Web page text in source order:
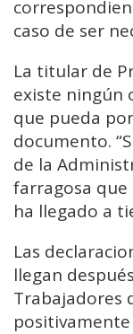
caso de ser
La titular de
existe ningún
que pueda
documento.
de la
farragosa
ha llegado a
Las
llegan
Trabajadores